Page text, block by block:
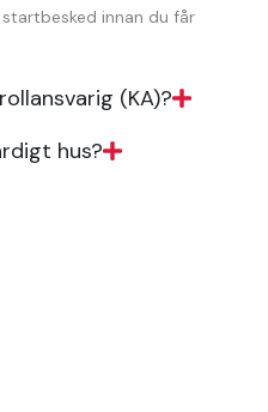
innan du får
(KA)?
hus?